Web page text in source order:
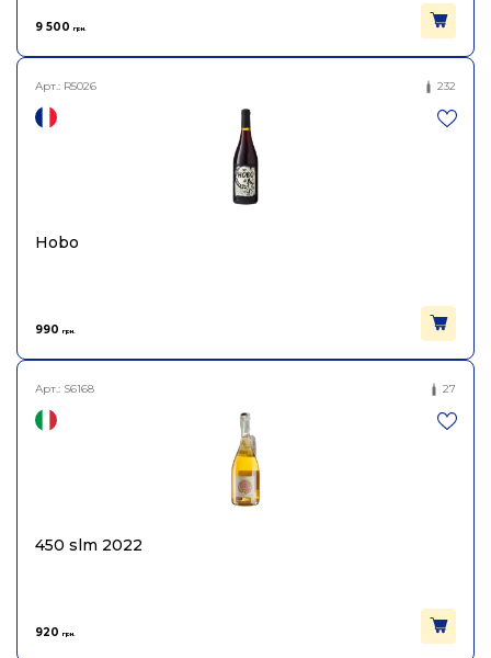
9 500 грн.
Арт.: R5026 232
Hobo
990 грн.
Арт.: S6168 27
450 slm 2022
920 грн.